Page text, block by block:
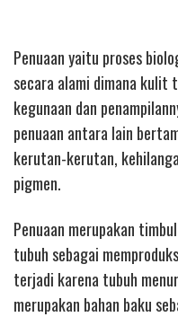
Penuaan yaitu proses
secara alami dimana kulit
kegunaan dan
penuaan antara lain
kerutan-kerutan,
pigmen.
Penuaan merupakan
tubuh sebagai
terjadi karena tubuh
merupakan bahan baku